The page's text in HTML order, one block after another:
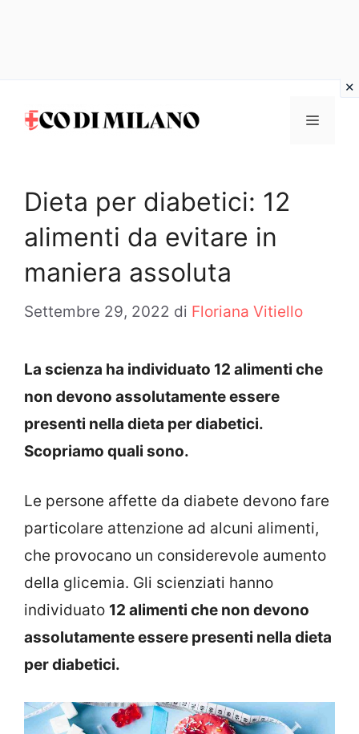
MENU
Dieta per diabetici: 12
alimenti da evitare in
maniera assoluta
Settembre 29, 2022 di Floriana Vitiello
La scienza ha individuato 12 alimenti che
non devono assolutamente essere
presenti nella dieta per diabetici.
Scopriamo quali sono.
Le persone affette da diabete devono fare
particolare attenzione ad alcuni alimenti,
che provocano un considerevole aumento
della glicemia. Gli scienziati hanno
individuato 12 alimenti che non devono
assolutamente essere presenti nella dieta
per diabetici.